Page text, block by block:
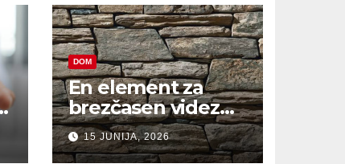
DOM
En element za
brezčasen videz
hiše
15 JUNIJA, 2026